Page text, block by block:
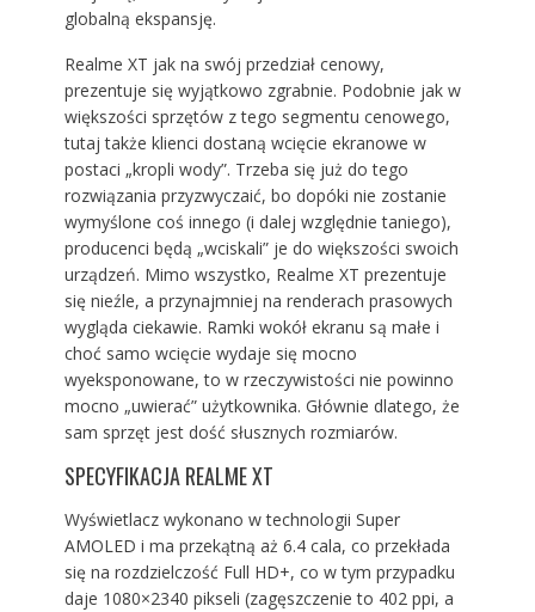
globalną ekspansję.
Realme XT jak na swój przedział cenowy,
prezentuje się wyjątkowo zgrabnie. Podobnie jak w
większości sprzętów z tego segmentu cenowego,
tutaj także klienci dostaną wcięcie ekranowe w
postaci „kropli wody”. Trzeba się już do tego
rozwiązania przyzwyczaić, bo dopóki nie zostanie
wymyślone coś innego (i dalej względnie taniego),
producenci będą „wciskali” je do większości swoich
urządzeń. Mimo wszystko, Realme XT prezentuje
się nieźle, a przynajmniej na renderach prasowych
wygląda ciekawie. Ramki wokół ekranu są małe i
choć samo wcięcie wydaje się mocno
wyeksponowane, to w rzeczywistości nie powinno
mocno „uwierać” użytkownika. Głównie dlatego, że
sam sprzęt jest dość słusznych rozmiarów.
SPECYFIKACJA REALME XT
Wyświetlacz wykonano w technologii Super
AMOLED i ma przekątną aż 6.4 cala, co przekłada
się na rozdzielczość Full HD+, co w tym przypadku
daje 1080×2340 pikseli (zagęszczenie to 402 ppi, a